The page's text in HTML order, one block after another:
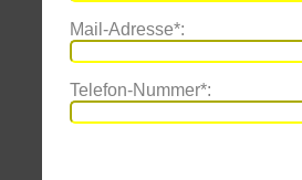
Mail-Adresse*:
Telefon-Nummer*: